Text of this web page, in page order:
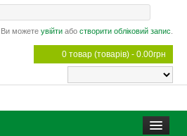
можете увійти або створити обліковий запис
0 товар (товарів) - 0.00грн